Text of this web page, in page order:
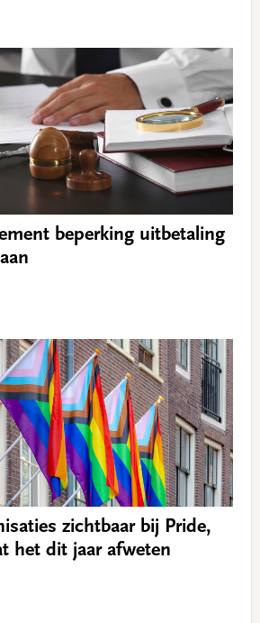
beperking uitbetaling
zichtbaar bij Pride,
het dit jaar afweten